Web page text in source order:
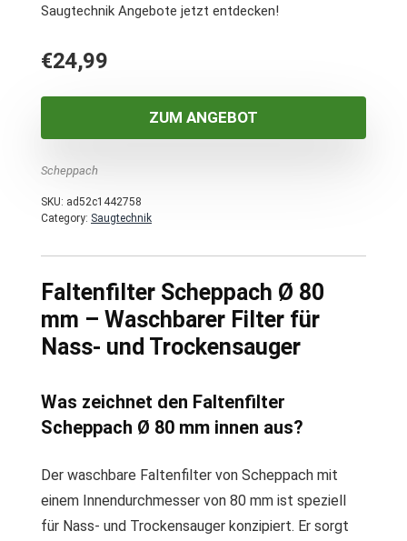
Saugtechnik Angebote jetzt entdecken!
€24,99
ZUM ANGEBOT
Scheppach
SKU: ad52c1442758
Category: Saugtechnik
Faltenfilter Scheppach Ø 80
mm – Waschbarer Filter für
Nass- und Trockensauger
Was zeichnet den Faltenfilter
Scheppach Ø 80 mm innen aus?
Der waschbare Faltenfilter von Scheppach mit
einem Innendurchmesser von 80 mm ist speziell
für Nass- und Trockensauger konzipiert. Er sorgt